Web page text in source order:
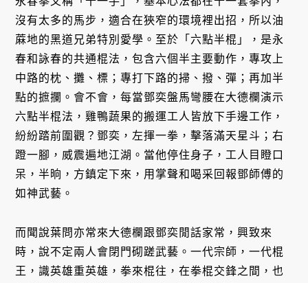
沒有太多的馬步，適合在狹窄的環境裡出招，所以油
蔴地的黑道兄弟特別愛學。至於「六點半棍」，是永
春和詠春的共通棍法，包含六個半主要動作，專攻上
中路的枕、攤、標；專打下路的掃、撥、彈；再加半
點的摭攔。會不會，每當鄧奕盤馬彎腰在大德欄演示
六點半棍法，雞鴨蔬果的搬運工人皆放下手邊工作，
紛紛踏前圍觀？鄧奕，左揮一拳，擊落滿天星斗；右
蹬一腳，威震遍地江湖。當他停住身子，工人目瞪口
呆，半晌，方鎮定下來，用掌聲和喝采回報鄧師傅的
如神武藝。
而聞說葉問亦常來大德欄跟鄧奕閒話家常，興致來
時，說不定兩人會閉門砌蹉武藝。一代宗師，一代棍
王，識英雄重英雄，拳來棍往，在拳棍交鋒之間，也